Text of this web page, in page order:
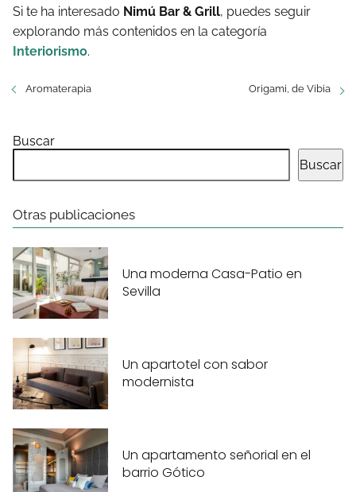
Si te ha interesado Nimú Bar & Grill, puedes seguir
explorando más contenidos en la categoría
Interiorismo.
Aromaterapia Origami, de Vibia
Buscar
Buscar
Otras publicaciones
Una moderna Casa-Patio en
Sevilla
Un apartotel con sabor
modernista
Un apartamento señorial en el
barrio Gótico